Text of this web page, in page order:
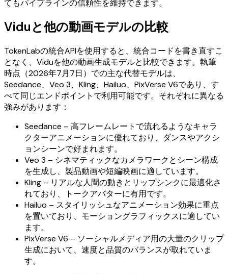
てもパイプラインの信頼性を維持できます。
Viduと他の動画モデルの比較
TokenLabの統合APIを使用すると、統合コードを書き直すこ
となく、Viduを他の動画生成モデルと比較できます。執筆
時点（2026年7月7日）での主な代替モデルは、
Seedance、Veo 3、Kling、Hailuo、PixVerse V6であり、す
べて同じエンドポイントで利用可能です。それぞれに異なる
強みがあります：
Seedance – 高フレームレートで流れるようなキャラ
クターアニメーションに優れており、ダンスやアクシ
ョンシーンで好まれます。
Veo 3 – シネマティックなカメラワークとシーン構成
を生成し、製品動画や短編映画に適しています。
Kling – リアルな人間の動きとリップシンクに最適化さ
れており、トークアバターに有用です。
Hailuo – スタイリッシュなアニメーション効果に重点
を置いており、モーショングラフィックスに適してい
ます。
PixVerse V6 – ソーシャルメディア用の大量のクリップ
生成において、速度と品質のバランスが取れていま
す。